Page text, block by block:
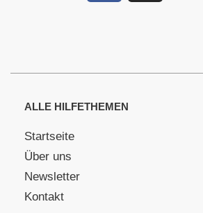
ALLE HILFETHEMEN
Startseite
Über uns
Newsletter
Kontakt